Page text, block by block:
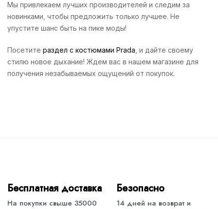
Мы привлекаем лучших производителей и следим за
новинками, чтобы предложить только лучшее. Не
упустите шанс быть на пике моды!
Посетите раздел с костюмами Prada , и дайте своему
стилю новое дыхание! Ждем вас в нашем магазине для
получения незабываемых ощущений от покупок.
Бесплатная доставка
На покупки свыше 35000
Безопасно
14 дней на возврат и